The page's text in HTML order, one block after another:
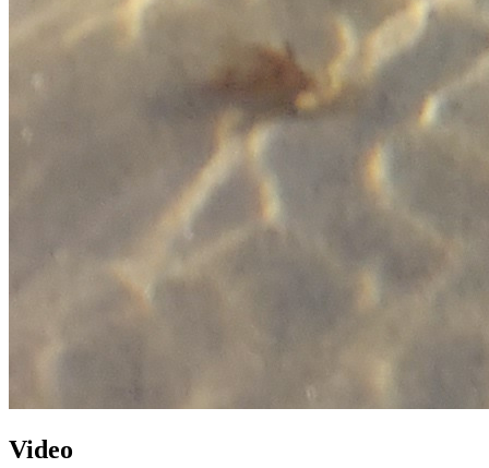
Video